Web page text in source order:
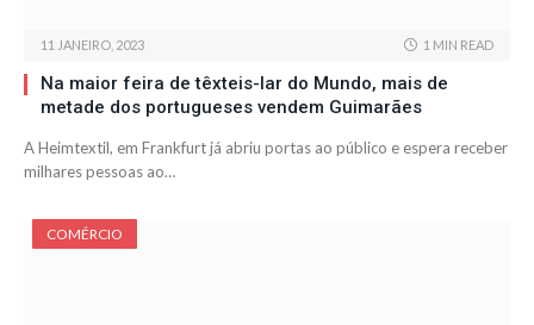
11 JANEIRO, 2023 1 MIN READ
Na maior feira de têxteis-lar do Mundo, mais de
metade dos portugueses vendem Guimarães
A Heimtextil, em Frankfurt já abriu portas ao público e espera receber
milhares pessoas ao…
COMÉRCIO